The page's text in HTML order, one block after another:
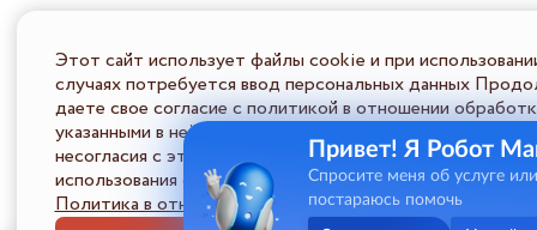
Этот сайт использует файлы cookie и при
случаях потребуется ввод персональных данных
даете свое согласие с политикой в отношении
указанными в ней условиями обработки персональной
несогласия с этими условиями Пользователь должен
использования сайта.
Политика в отношении обработки ПД
Привет! Я Робот
Спросите меня об услуге
постараюсь помочь